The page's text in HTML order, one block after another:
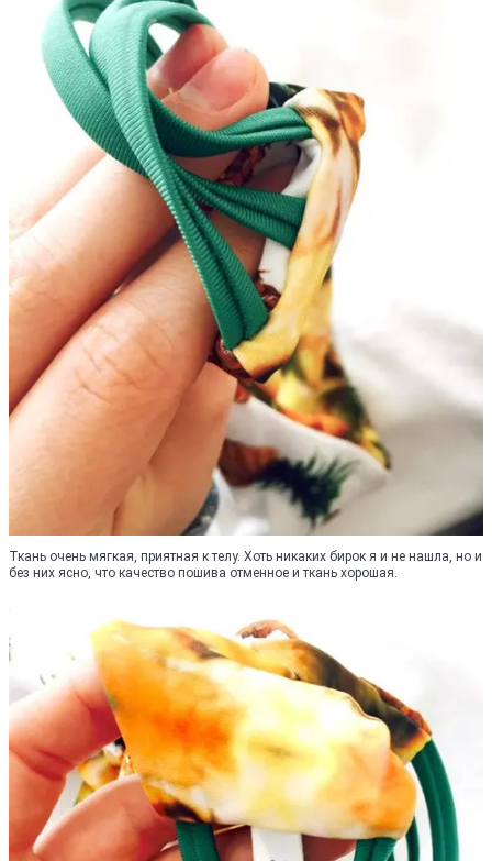
Ткань очень мягкая, приятная к телу. Хоть никаких бирок я и не нашла, но и
без них ясно, что качество пошива отменное и ткань хорошая.